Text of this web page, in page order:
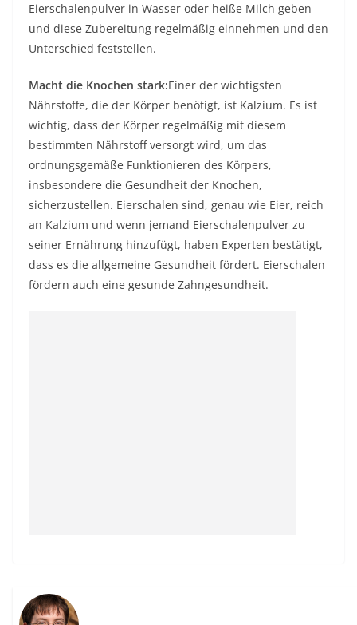
Eierschalenpulver in Wasser oder heiße Milch geben
und diese Zubereitung regelmäßig einnehmen und den
Unterschied feststellen.
Macht die Knochen stark:Einer der wichtigsten
Nährstoffe, die der Körper benötigt, ist Kalzium. Es ist
wichtig, dass der Körper regelmäßig mit diesem
bestimmten Nährstoff versorgt wird, um das
ordnungsgemäße Funktionieren des Körpers,
insbesondere die Gesundheit der Knochen,
sicherzustellen. Eierschalen sind, genau wie Eier, reich
an Kalzium und wenn jemand Eierschalenpulver zu
seiner Ernährung hinzufügt, haben Experten bestätigt,
dass es die allgemeine Gesundheit fördert. Eierschalen
fördern auch eine gesunde Zahngesundheit.